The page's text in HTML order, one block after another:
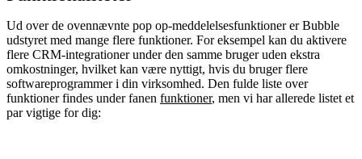
Ud over de ovennævnte pop op-meddelelsesfunktioner er Bubble
udstyret med mange flere funktioner. For eksempel kan du aktivere
flere CRM-integrationer under den samme bruger uden ekstra
omkostninger, hvilket kan være nyttigt, hvis du bruger flere
softwareprogrammer i din virksomhed. Den fulde liste over
funktioner findes under fanen funktioner, men vi har allerede listet et
par vigtige for dig: